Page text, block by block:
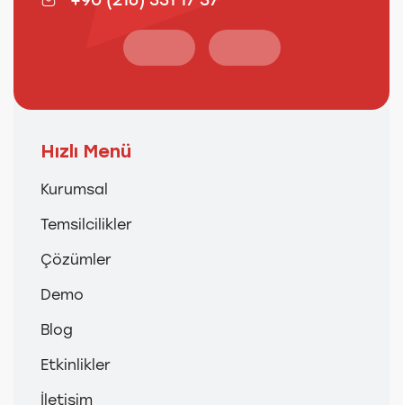
Hızlı Menü
Kurumsal
Temsilcilikler
Çözümler
Demo
Blog
Etkinlikler
İletişim